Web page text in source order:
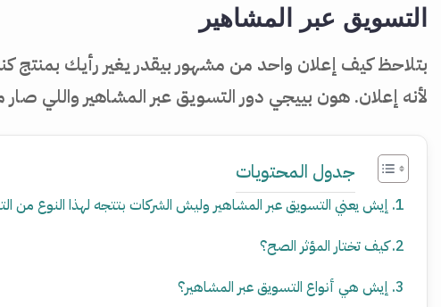
التسويق عبر المشاهير
بتلاحظ كيف إعلان واحد من مشهور بيقدر يغير رأيك
لأنه إعلان. هون بييجي دور التسويق عبر المشاهير واللي
جدول المحتويات
إيش يعني التسويق عبر المشاهير وليش الشركات بتتجه لهذا النوع من
كيف تختار المؤثر الصح؟
إيش هي أنواع التسويق عبر المشاهير؟